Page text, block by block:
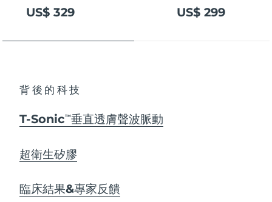
US$ 329 US$ 299
背後的科技
T-SonicTM 垂直透膚聲波脈動
超衛生矽膠
臨床結果&專家反饋